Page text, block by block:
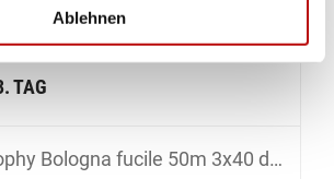
Ablehnen
TAG
Bologna fucile 50m 3x40 donne